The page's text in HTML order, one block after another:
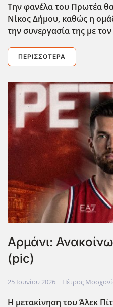
Την φανέλα του Πρωτέα
Νίκος Δήμου, καθώς η
την συνεργασία της με
ΠΕΡΙΣΣΌΤΕΡΑ
Αρμάνι:
(pic)
25 Ιουνίου 2026 | Πέτρος
Η μετακίνηση του Άλεκ